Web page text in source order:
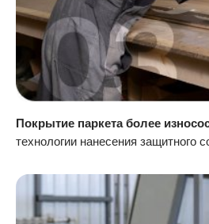
Покрытие паркета более
технологии нанесения защитного